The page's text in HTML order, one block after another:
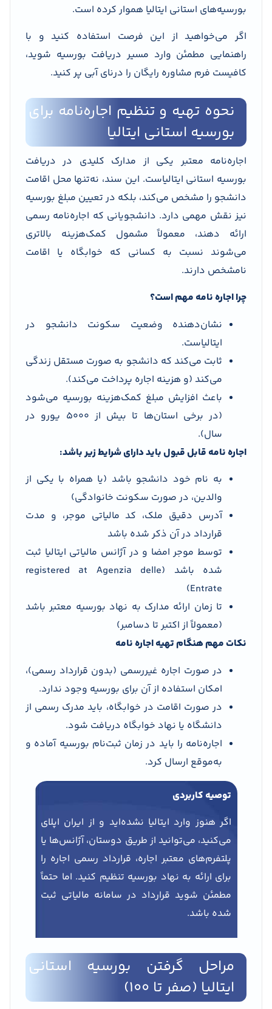
بورسیه‌های استانی ایتالیا هموار کرده است.
اگر می‌خواهید از این فرصت استفاده کنید و با
راهنمایی مطمئن وارد مسیر دریافت بورسیه شوید،
کافیست فرم مشاوره رایگان را درنای آبی پر کنید.
نحوه تهیه و تنظیم اجاره‌نامه برای
بورسیه استانی ایتالیا
اجاره‌نامه معتبر یکی از مدارک کلیدی در دریافت
بورسیه استانی ایتالیاست. این سند، نه‌تنها محل اقامت
دانشجو را مشخص می‌کند، بلکه در تعیین مبلغ بورسیه
نیز نقش مهمی دارد. دانشجویانی که اجاره‌نامه رسمی
ارائه دهند، معمولاً مشمول کمک‌هزینه بالاتری
می‌شوند نسبت به کسانی که خوابگاه یا اقامت
نامشخص دارند.
چرا اجاره نامه مهم است؟
نشان‌دهنده وضعیت سکونت دانشجو در
ایتالیاست.
ثابت می‌کند که دانشجو به صورت مستقل زندگی
می‌کند (و هزینه اجاره پرداخت می‌کند).
باعث افزایش مبلغ کمک‌هزینه بورسیه می‌شود
(در برخی استان‌ها تا بیش از ۵۰۰۰ یورو در
سال).
اجاره نامه قابل قبول باید دارای شرایط زیر باشد:
به نام خود دانشجو باشد (یا همراه با یکی از
والدین، در صورت سکونت خانوادگی)
آدرس دقیق ملک، کد مالیاتی موجر، و مدت
قرارداد در آن ذکر شده باشد
توسط موجر امضا و در آژانس مالیاتی ایتالیا ثبت
شده باشد (registered at Agenzia delle
Entrate)
تا زمان ارائه مدارک به نهاد بورسیه معتبر باشد
(معمولاً از اکتبر تا دسامبر)
نکات مهم هنگام تهیه اجاره نامه
در صورت اجاره غیررسمی (بدون قرارداد رسمی)،
امکان استفاده از آن برای بورسیه وجود ندارد.
در صورت اقامت در خوابگاه، باید مدرک رسمی از
دانشگاه یا نهاد خوابگاه دریافت شود.
اجاره‌نامه را باید در زمان ثبت‌نام بورسیه آماده و
به‌موقع ارسال کرد.
توصیه کاربردی
اگر هنوز وارد ایتالیا نشده‌اید و از ایران اپلای
می‌کنید، می‌توانید از طریق دوستان، آژانس‌ها یا
پلتفرم‌های معتبر اجاره، قرارداد رسمی اجاره را
برای ارائه به نهاد بورسیه تنظیم کنید. اما حتماً
مطمئن شوید قرارداد در سامانه مالیاتی ثبت
شده باشد.
مراحل گرفتن بورسیه استانی
ایتالیا (صفر تا 100)